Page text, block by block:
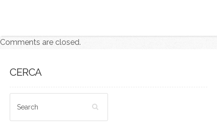
Comments are closed.
CERCA